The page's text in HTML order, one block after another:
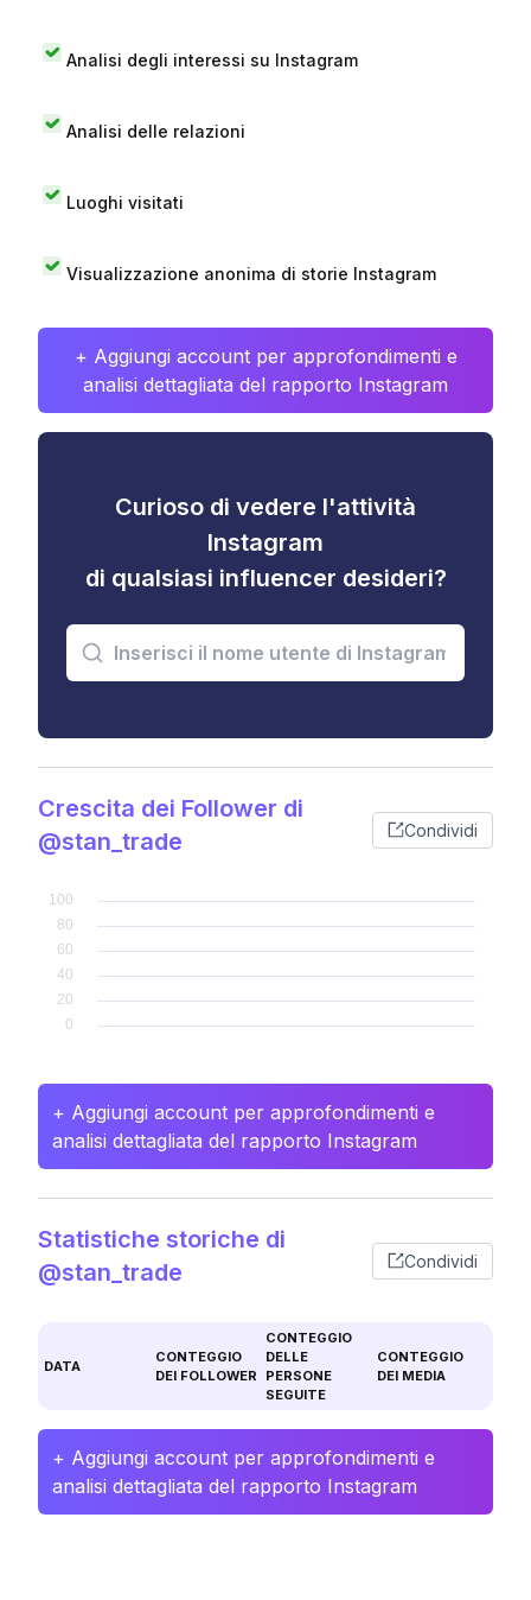
Analisi degli interessi su Instagram
Analisi delle relazioni
Luoghi visitati
Visualizzazione anonima di storie Instagram
+ Aggiungi account per approfondimenti e
analisi dettagliata del rapporto Instagram
Curioso di vedere l'attività
Instagram
di qualsiasi influencer desideri?
Crescita dei Follower di
@stan_trade
Condividi
+ Aggiungi account per approfondimenti e
analisi dettagliata del rapporto Instagram
Statistiche storiche di
@stan_trade
Condividi
DATA
CONTEGGIO
DEI FOLLOWER
CONTEGGIO
DELLE
PERSONE
SEGUITE
CONTEGGIO
DEI MEDIA
+ Aggiungi account per approfondimenti e
analisi dettagliata del rapporto Instagram